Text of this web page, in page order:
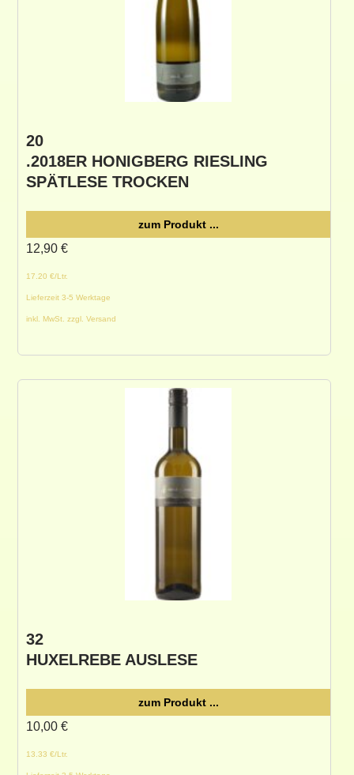
20
.2018ER HONIGBERG RIESLING
SPÄTLESE TROCKEN
17.20 €/Ltr.
Lieferzeit 3-5 Werktage
inkl. MwSt. zzgl. Versand
12,90 €
zum Produkt ...
32
HUXELREBE AUSLESE
13.33 €/Ltr.
10,00 €
zum Produkt ...